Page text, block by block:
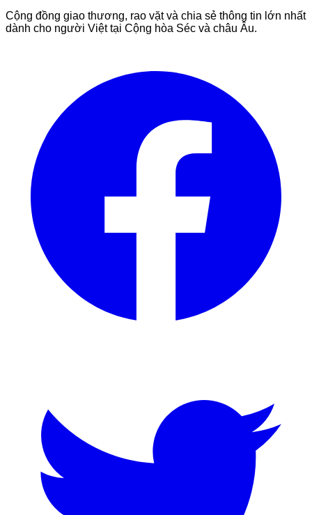
Cộng đồng giao thương, rao vặt và chia sẻ thông tin lớn nhất
dành cho người Việt tại Cộng hòa Séc và châu Âu.